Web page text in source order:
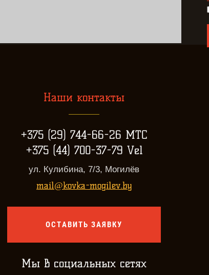
Наши контакты
+375 (29) 744-66-26 МТС
+375 (44) 700-37-79 Vel
ул. Кулибина, 7/3, Могилёв
mail@kovka-mogilev.by
ОСТАВИТЬ ЗАЯВКУ
Мы в социальных сетях